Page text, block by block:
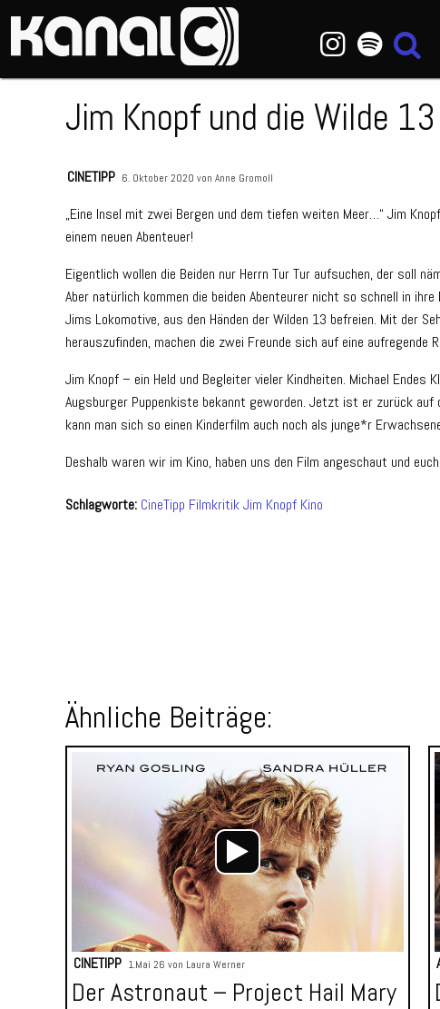
Jim Knopf und die Wilde 13
CINETIPP 6. Oktober 2020 von Anne Gromoll
„Eine Insel mit zwei Bergen und dem tiefen weiten Meer…“ Jim
einem neuen Abenteuer!
Eigentlich wollen die Beiden nur Herrn Tur Tur aufsuchen, der soll
Aber natürlich kommen die beiden Abenteurer nicht so schnell in
Jims Lokomotive, aus den Händen der Wilden 13 befreien. Mit der
herauszufinden, machen die zwei Freunde sich auf eine aufregende
Jim Knopf – ein Held und Begleiter vieler Kindheiten. Michael
Augsburger Puppenkiste bekannt geworden. Jetzt ist er zurück
kann man sich so einen Kinderfilm auch noch als junge*r
Deshalb waren wir im Kino, haben uns den Film angeschaut und
Schlagworte: CineTipp FilmkritikJim Knopf Kino
Ähnliche Beiträge:
Audio-
CINETIPP 1.Mai 26 von Laura Werner
Der Astronaut – Project Hail Mary